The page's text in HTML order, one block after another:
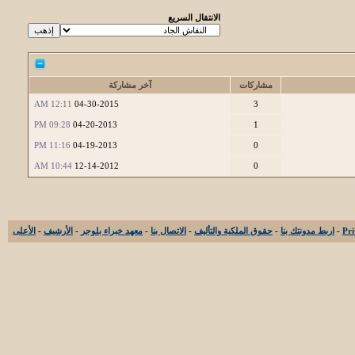
الانتقال السريع
مشاركات
آخر مشاركة
3
04-30-2015
12:11 AM
1
04-20-2013
09:28 PM
0
04-19-2013
11:16 PM
0
12-14-2012
10:44 AM
- اربط مدونتك بنا - حقوق الملكية والتأليف - الاتصال بنا - معهد خبراء بلوجر - الأرشيف - الأعلى